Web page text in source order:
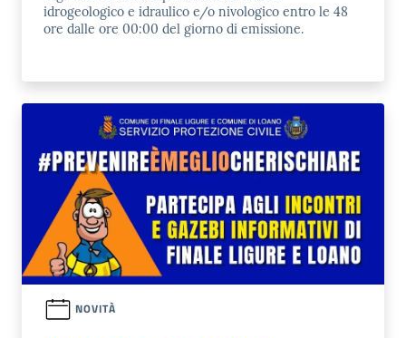
idrogeologico e idraulico e/o nivologico entro le 48
ore dalle ore 00:00 del giorno di emissione.
NOVITÀ